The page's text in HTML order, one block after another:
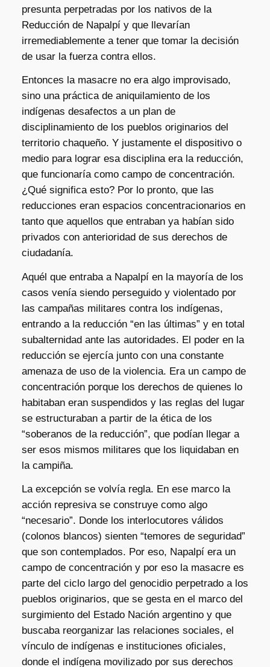
presunta perpetradas por los nativos de la
Reducción de Napalpí y que llevarían
irremediablemente a tener que tomar la decisión
de usar la fuerza contra ellos.
Entonces la masacre no era algo improvisado,
sino una práctica de aniquilamiento de los
indígenas desafectos a un plan de
disciplinamiento de los pueblos originarios del
territorio chaqueño. Y justamente el dispositivo o
medio para lograr esa disciplina era la reducción,
que funcionaría como campo de concentración.
¿Qué significa esto? Por lo pronto, que las
reducciones eran espacios concentracionarios en
tanto que aquellos que entraban ya habían sido
privados con anterioridad de sus derechos de
ciudadanía.
Aquél que entraba a Napalpí en la mayoría de los
casos venía siendo perseguido y violentado por
las campañas militares contra los indígenas,
entrando a la reducción “en las últimas” y en total
subalternidad ante las autoridades. El poder en la
reducción se ejercía junto con una constante
amenaza de uso de la violencia. Era un campo de
concentración porque los derechos de quienes lo
habitaban eran suspendidos y las reglas del lugar
se estructuraban a partir de la ética de los
“soberanos de la reducción”, que podían llegar a
ser esos mismos militares que los liquidaban en
la campiña.
La excepción se volvía regla. En ese marco la
acción represiva se construye como algo
“necesario”. Donde los interlocutores válidos
(colonos blancos) sienten “temores de seguridad”
que son contemplados. Por eso, Napalpí era un
campo de concentración y por eso la masacre es
parte del ciclo largo del genocidio perpetrado a los
pueblos originarios, que se gesta en el marco del
surgimiento del Estado Nación argentino y que
buscaba reorganizar las relaciones sociales, el
vínculo de indígenas e instituciones oficiales,
donde el indígena movilizado por sus derechos